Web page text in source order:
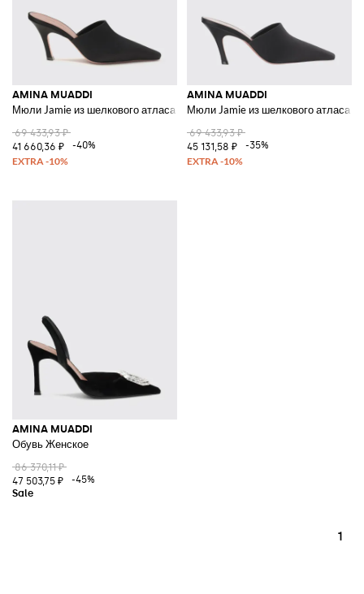
AMINA MUADDI
Мюли Jamie из шелкового атласа
69 433,93 ₽
41 660,36 ₽
-40%
AMINA MUADDI
Мюли Jamie из шелкового атласа
69 433,93 ₽
45 131,58 ₽
-35%
AMINA MUADDI
Обувь Женское
86 370,11 ₽
47 503,75 ₽
-45%
1